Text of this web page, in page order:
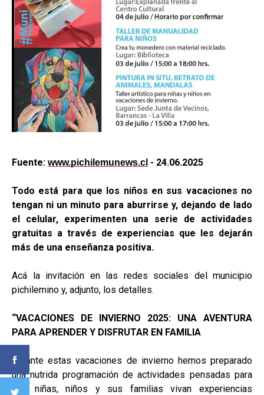
Fuente: www.pichilemunews.cl - 24.06.2025
Todo está para que los niños en sus vacaciones no
tengan ni un minuto para aburrirse y, dejando de lado
el celular, experimenten una serie de actividades
gratuitas a través de experiencias que les dejarán
más de una enseñanza positiva.
Acá la invitación en las redes sociales del municipio
pichilemino y, adjunto, los detalles.
“VACACIONES DE INVIERNO 2025: UNA AVENTURA
PARA APRENDER Y DISFRUTAR EN FAMILIA
Durante estas vacaciones de invierno hemos preparado
una nutrida programación de actividades pensadas para
que niñas, niños y sus familias vivan experiencias